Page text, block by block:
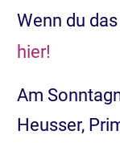
Wenn du
hier!
Am
Heusser,